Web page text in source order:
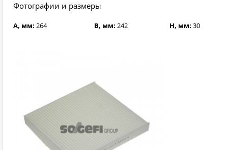
Фотографии и размеры
A, мм: 264 B, мм: 242 H, мм:30